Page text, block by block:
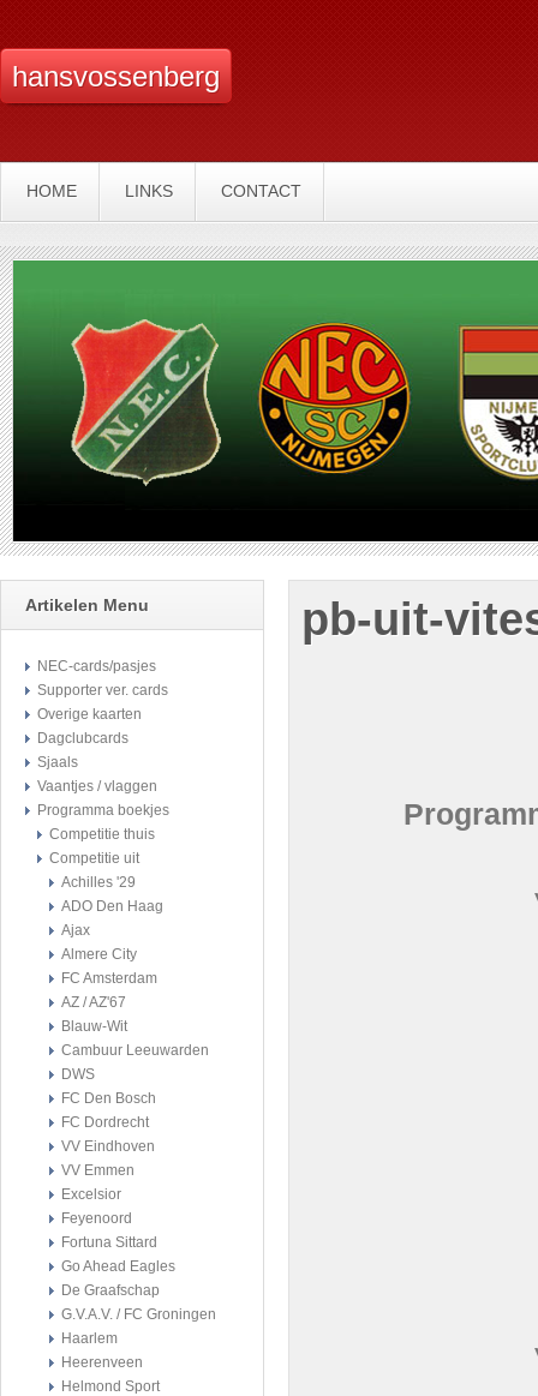
hansvossenberg
HOME LINKS CONTACT
Artikelen Menu
NEC-cards/pasjes
Supporter ver. cards
Overige kaarten
Dagclubcards
Sjaals
Vaantjes / vlaggen
Programma boekjes
Competitie thuis
Competitie uit
Achilles '29
ADO Den Haag
Ajax
Almere City
FC Amsterdam
AZ / AZ'67
Blauw-Wit
Cambuur Leeuwarden
DWS
FC Den Bosch
FC Dordrecht
VV Eindhoven
VV Emmen
Excelsior
Feyenoord
Fortuna Sittard
Go Ahead Eagles
De Graafschap
G.V.A.V. / FC Groningen
Haarlem
Heerenveen
Helmond Sport
pb-uit-